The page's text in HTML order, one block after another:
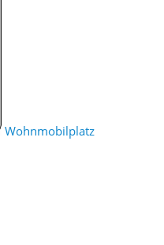
Wohnmobilplatz